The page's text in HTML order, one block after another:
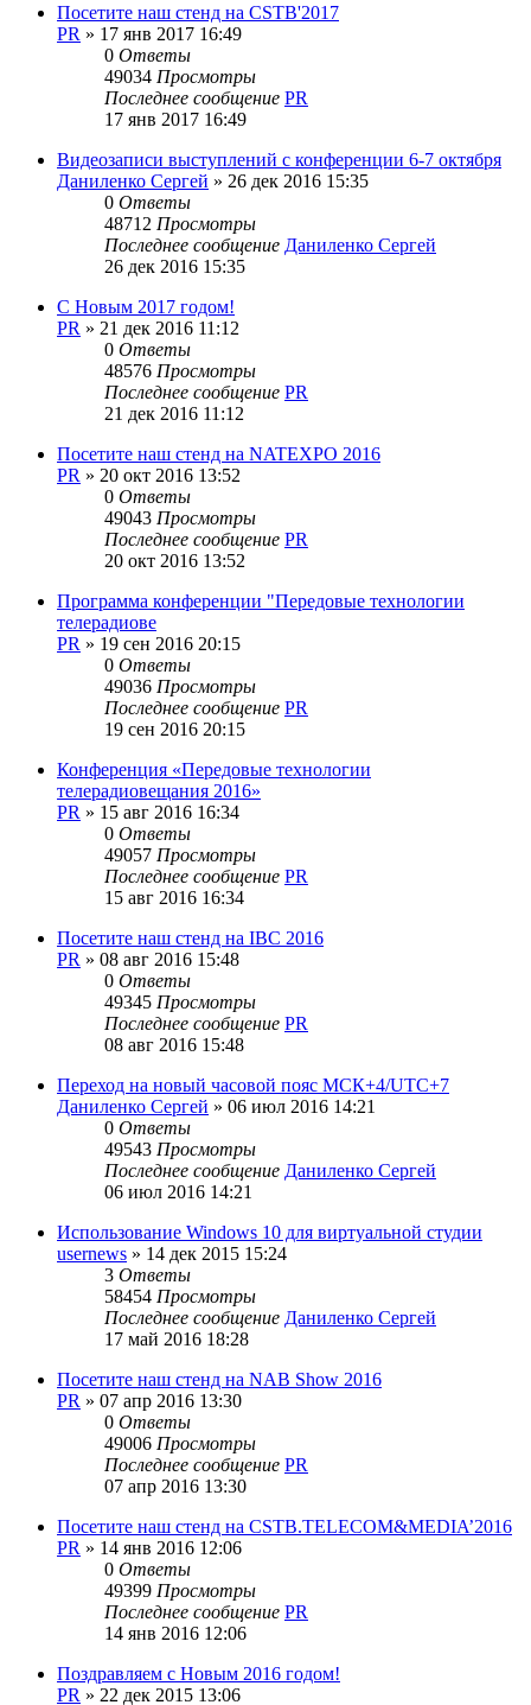
Посетите наш стенд на CSTB'2017
PR » 17 янв 2017 16:49
0 Ответы
49034 Просмотры
Последнее сообщение PR
17 янв 2017 16:49
Видеозаписи выступлений c конференции 6-7 октября
Даниленко Сергей » 26 дек 2016 15:35
0 Ответы
48712 Просмотры
Последнее сообщение Даниленко Сергей
26 дек 2016 15:35
С Новым 2017 годом!
PR » 21 дек 2016 11:12
0 Ответы
48576 Просмотры
Последнее сообщение PR
21 дек 2016 11:12
Посетите наш стенд на NATEXPO 2016
PR » 20 окт 2016 13:52
0 Ответы
49043 Просмотры
Последнее сообщение PR
20 окт 2016 13:52
Программа конференции "Передовые технологии
телерадиове
PR » 19 сен 2016 20:15
0 Ответы
49036 Просмотры
Последнее сообщение PR
19 сен 2016 20:15
Конференция «Передовые технологии
телерадиовещания 2016»
PR » 15 авг 2016 16:34
0 Ответы
49057 Просмотры
Последнее сообщение PR
15 авг 2016 16:34
Посетите наш стенд на IBC 2016
PR » 08 авг 2016 15:48
0 Ответы
49345 Просмотры
Последнее сообщение PR
08 авг 2016 15:48
Переход на новый часовой пояс МСК+4/UTC+7
Даниленко Сергей » 06 июл 2016 14:21
0 Ответы
49543 Просмотры
Последнее сообщение Даниленко Сергей
06 июл 2016 14:21
Использование Windows 10 для виртуальной студии
usernews » 14 дек 2015 15:24
3 Ответы
58454 Просмотры
Последнее сообщение Даниленко Сергей
17 май 2016 18:28
Посетите наш стенд на NAB Show 2016
PR » 07 апр 2016 13:30
0 Ответы
49006 Просмотры
Последнее сообщение PR
07 апр 2016 13:30
Посетите наш стенд на CSTB.TELECOM&MEDIA’2016
PR » 14 янв 2016 12:06
0 Ответы
49399 Просмотры
Последнее сообщение PR
14 янв 2016 12:06
Поздравляем с Новым 2016 годом!
PR » 22 дек 2015 13:06